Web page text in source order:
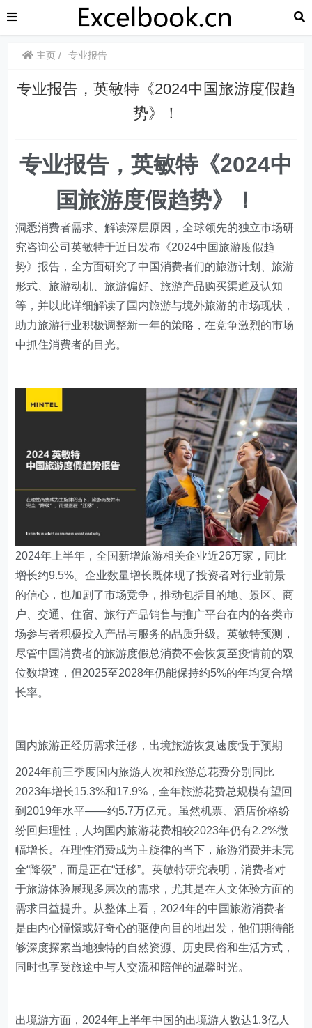
主页 专业报告
专业报告，英敏特《2024中国旅游度假趋
势》！
专业报告，英敏特《2024中
国旅游度假趋势》！
洞悉消费者需求、解读深层原因，全球领先的独立市场研
究咨询公司英敏特于近日发布《2024中国旅游度假趋
势》报告，全方面研究了中国消费者们的旅游计划、旅游
形式、旅游动机、旅游偏好、旅游产品购买渠道及认知
等，并以此详细解读了国内旅游与境外旅游的市场现状，
助力旅游行业积极调整新一年的策略，在竞争激烈的市场
中抓住消费者的目光。
2024年上半年，全国新增旅游相关企业近26万家，同比
增长约9.5%。企业数量增长既体现了投资者对行业前景
的信心，也加剧了市场竞争，推动包括目的地、景区、商
户、交通、住宿、旅行产品销售与推广平台在内的各类市
场参与者积极投入产品与服务的品质升级。英敏特预测，
尽管中国消费者的旅游度假总消费不会恢复至疫情前的双
位数增速，但2025至2028年仍能保持约5%的年均复合增
长率。
国内旅游正经历需求迁移，出境旅游恢复速度慢于预期
2024年前三季度国内旅游人次和旅游总花费分别同比
2023年增长15.3%和17.9%，全年旅游花费总规模有望回
到2019年水平——约5.7万亿元。虽然机票、酒店价格纷
纷回归理性，人均国内旅游花费相较2023年仍有2.2%微
幅增长。在理性消费成为主旋律的当下，旅游消费并未完
全“降级”，而是正在“迁移”。英敏特研究表明，消费者对
于旅游体验展现多层次的需求，尤其是在人文体验方面的
需求日益提升。从整体上看，2024年的中国旅游消费者
是由内心憧憬或好奇心的驱使向目的地出发，他们期待能
够深度探索当地独特的自然资源、历史民俗和生活方式，
同时也享受旅途中与人交流和陪伴的温馨时光。
出境游方面，2024年上半年中国的出境游人数达1.3亿人